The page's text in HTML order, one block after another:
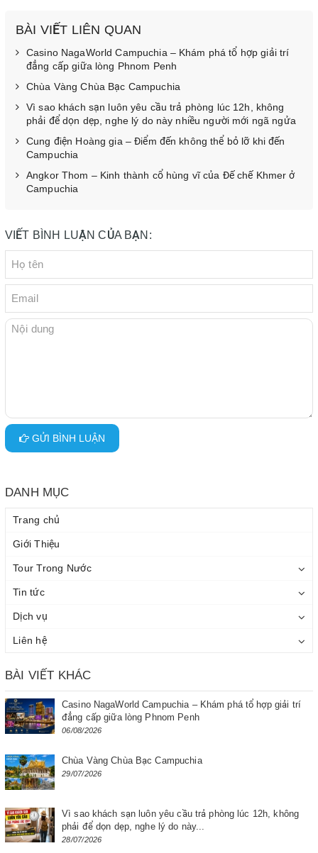
BÀI VIẾT LIÊN QUAN
Casino NagaWorld Campuchia – Khám phá tổ hợp giải trí
đẳng cấp giữa lòng Phnom Penh
Chùa Vàng Chùa Bạc Campuchia
Vì sao khách sạn luôn yêu cầu trả phòng lúc 12h, không
phải để dọn dẹp, nghe lý do này nhiều người mới ngã ngửa
Cung điện Hoàng gia – Điểm đến không thể bỏ lỡ khi đến
Campuchia
Angkor Thom – Kinh thành cổ hùng vĩ của Đế chế Khmer ở
Campuchia
VIẾT BÌNH LUẬN CỦA BẠN:
GỬI BÌNH LUẬN
DANH MỤC
Trang chủ
Giới Thiệu
Tour Trong Nước
Tin tức
Dịch vụ
Liên hệ
BÀI VIẾT KHÁC
Casino NagaWorld Campuchia – Khám phá tổ hợp giải trí
đẳng cấp giữa lòng Phnom Penh
06/08/2026
Chùa Vàng Chùa Bạc Campuchia
29/07/2026
Vì sao khách sạn luôn yêu cầu trả phòng lúc 12h, không
phải để dọn dẹp, nghe lý do này...
28/07/2026